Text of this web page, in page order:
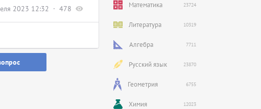
2023 12:32 478 Математика 23724
Литература 10319
Алгебра 7711
Русский язык 23870
Геометрия 6755
Химия 12023